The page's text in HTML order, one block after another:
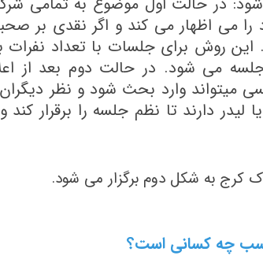
می اظهار می کند و اگر نقدی بر
روش برای جلسات با تعداد نفرات
می شود. در حالت دوم بعد از
وارد بحث شود و نظر دیگران
دارند تا نظم جلسه را برقرار کند